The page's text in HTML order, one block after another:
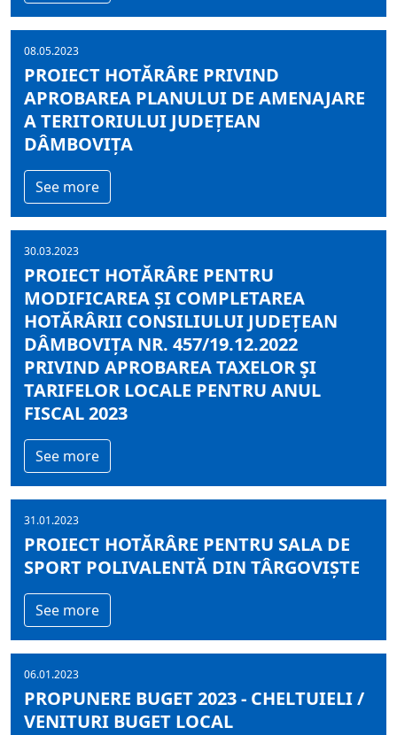
08.05.2023
PROIECT HOTĂRÂRE PRIVIND
APROBAREA PLANULUI DE AMENAJARE
A TERITORIULUI JUDEȚEAN
DÂMBOVIȚA
See more
30.03.2023
PROIECT HOTĂRÂRE PENTRU
MODIFICAREA ȘI COMPLETAREA
HOTĂRÂRII CONSILIULUI JUDEȚEAN
DÂMBOVIȚA NR. 457/19.12.2022
PRIVIND APROBAREA TAXELOR ŞI
TARIFELOR LOCALE PENTRU ANUL
FISCAL 2023
See more
31.01.2023
PROIECT HOTĂRÂRE PENTRU SALA DE
SPORT POLIVALENTĂ DIN TÂRGOVIȘTE
See more
06.01.2023
PROPUNERE BUGET 2023 - CHELTUIELI /
VENITURI BUGET LOCAL